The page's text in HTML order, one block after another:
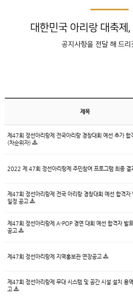
대한민국 아리랑 대축제,
공지사항을 전달 해 드리
제목
제47회 정선아리랑제 전국아리랑 경창대회 예선 추가 합
(차순위자)
2022 제 47회 정선아리랑제 주민참여 프로그램 최종 결
제47회 정선아리랑제 전국 아리랑 경창대회 예선 합격자
일정 공고
제47회 정선아리랑제 A-POP 경연 대회 예선 합격자 발
공고
제47회 정선아리랑제 지역홍보관 연장공고
제47회 정선아리랑제 무대 시스템 및 공간 시설 설치 용
고